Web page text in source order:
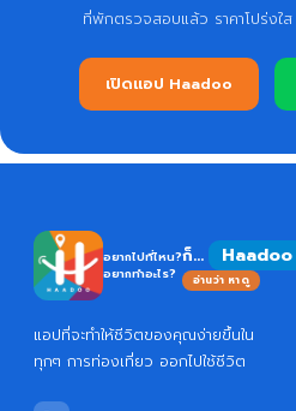
ที่พักตรวจสอบแล้ว ราคาโปร่งใ
เปิดแอป Haadoo
อยากไปที่ไหน?
อยากทำอะไร?
ก็... Haa
อ่านว่า หาดู
แอปที่จะทำให้ชีวิตของคุณง่ายขึ้นใน
ทุกๆ การท่องเที่ยว ออกไปใช้ชีวิต